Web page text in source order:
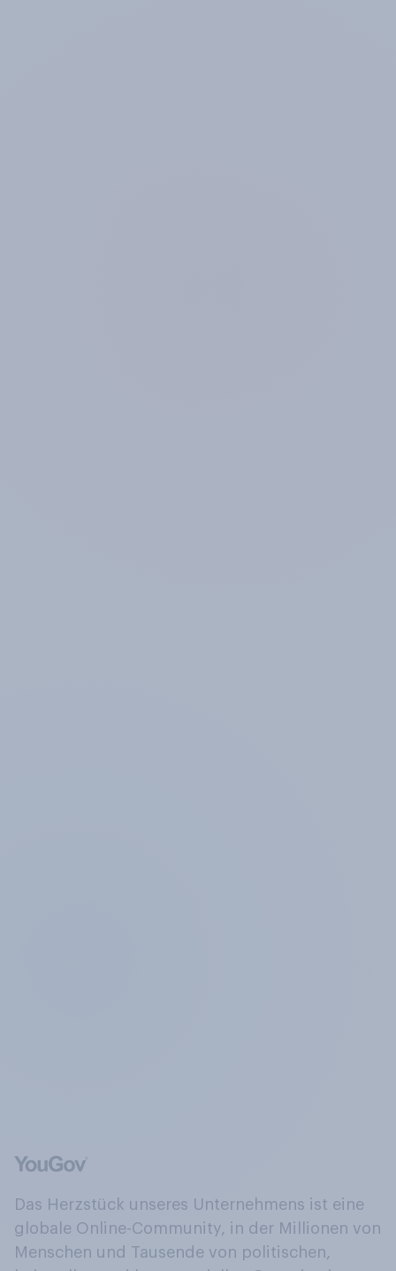
Das Herzstück unseres Unternehmens ist eine
globale Online-Community, in der Millionen von
Menschen und Tausende von politischen,